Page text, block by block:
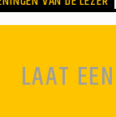
LAAT